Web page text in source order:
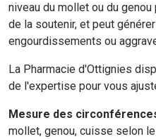
niveau du mollet ou du
de la soutenir, et peut
engourdissements ou
La Pharmacie d'Ottignies
de l'expertise pour vous
Mesure des
mollet, genou, cuisse selon